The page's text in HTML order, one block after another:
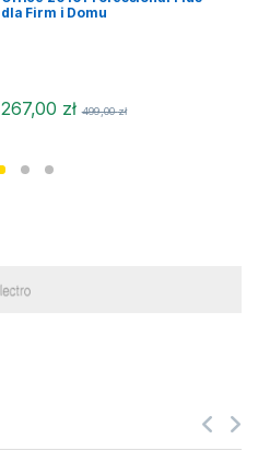
dla Firm i Domu
267,00 zł 499,00zł